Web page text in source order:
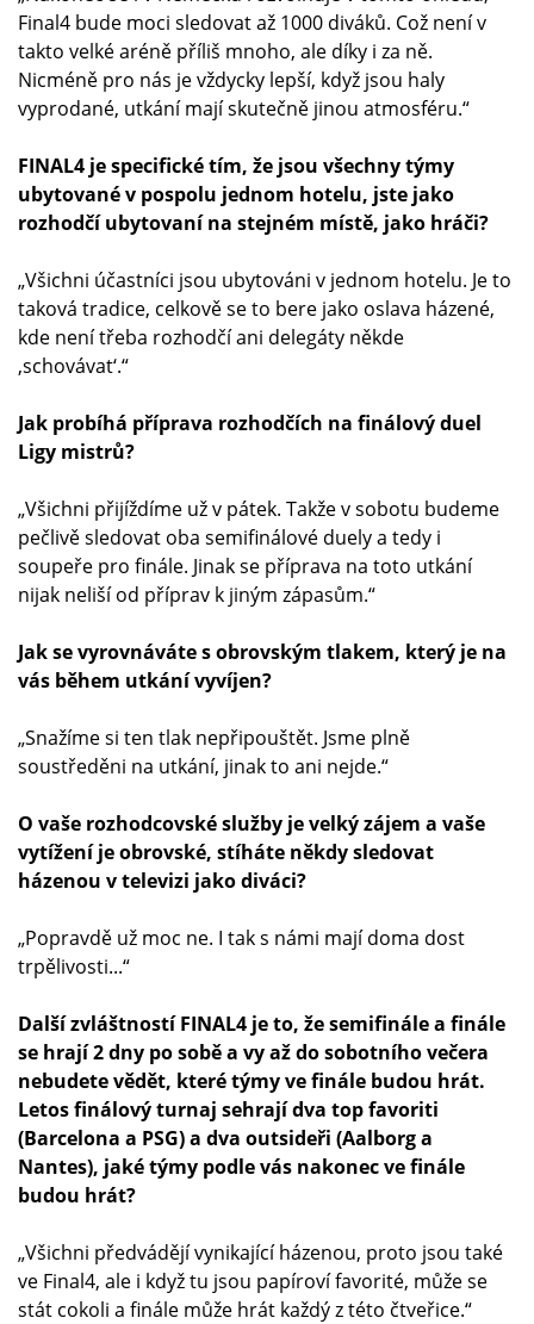
Final4 bude moci sledovat až 1000 diváků. Což není v
takto velké aréně příliš mnoho, ale díky i za ně.
Nicméně pro nás je vždycky lepší, když jsou haly
vyprodané, utkání mají skutečně jinou atmosféru.“
FINAL4 je specifické tím, že jsou všechny týmy
ubytované v pospolu jednom hotelu, jste jako
rozhodčí ubytovaní na stejném místě, jako hráči?
„Všichni účastníci jsou ubytováni v jednom hotelu. Je to
taková tradice, celkově se to bere jako oslava házené,
kde není třeba rozhodčí ani delegáty někde
‚schovávat‘.“
Jak probíhá příprava rozhodčích na finálový duel
Ligy mistrů?
„Všichni přijíždíme už v pátek. Takže v sobotu budeme
pečlivě sledovat oba semifinálové duely a tedy i
soupeře pro finále. Jinak se příprava na toto utkání
nijak neliší od příprav k jiným zápasům.“
Jak se vyrovnáváte s obrovským tlakem, který je na
vás během utkání vyvíjen?
„Snažíme si ten tlak nepřipouštět. Jsme plně
soustředěni na utkání, jinak to ani nejde.“
O vaše rozhodcovské služby je velký zájem a vaše
vytížení je obrovské, stíháte někdy sledovat
házenou v televizi jako diváci?
„Popravdě už moc ne. I tak s námi mají doma dost
trpělivosti...“
Další zvláštností FINAL4 je to, že semifinále a finále
se hrají 2 dny po sobě a vy až do sobotního večera
nebudete vědět, které týmy ve finále budou hrát.
Letos finálový turnaj sehrají dva top favoriti
(Barcelona a PSG) a dva outsideři (Aalborg a
Nantes), jaké týmy podle vás nakonec ve finále
budou hrát?
„Všichni předvádějí vynikající házenou, proto jsou také
ve Final4, ale i když tu jsou papíroví favorité, může se
stát cokoli a finále může hrát každý z této čtveřice.“